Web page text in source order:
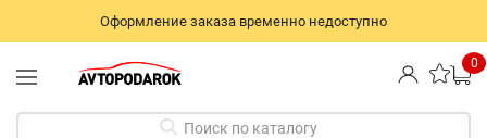
Оформление заказа временно недоступно
0
Поиск по каталогу